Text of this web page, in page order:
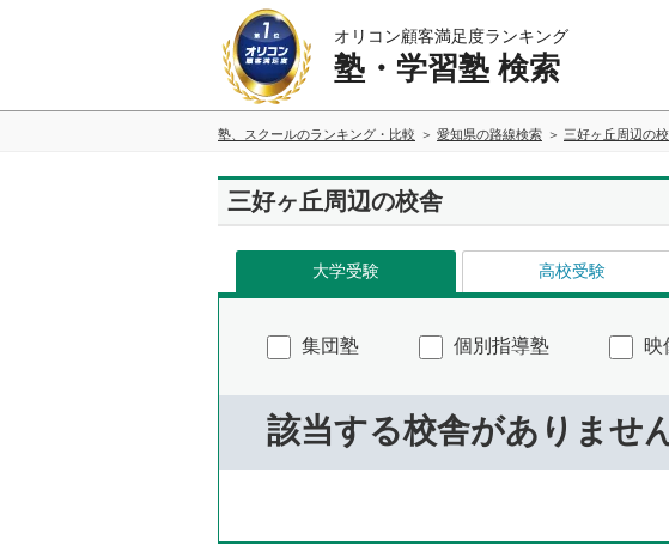
オリコン顧客満足度ランキング
塾・学習塾 検索
塾、スクールのランキング・比較 愛知県の路線検索 三好ヶ丘周辺の
三好ヶ丘周辺の校舎
大学受験 高校受験
集団塾 個別指導塾 映
該当する校舎がありません